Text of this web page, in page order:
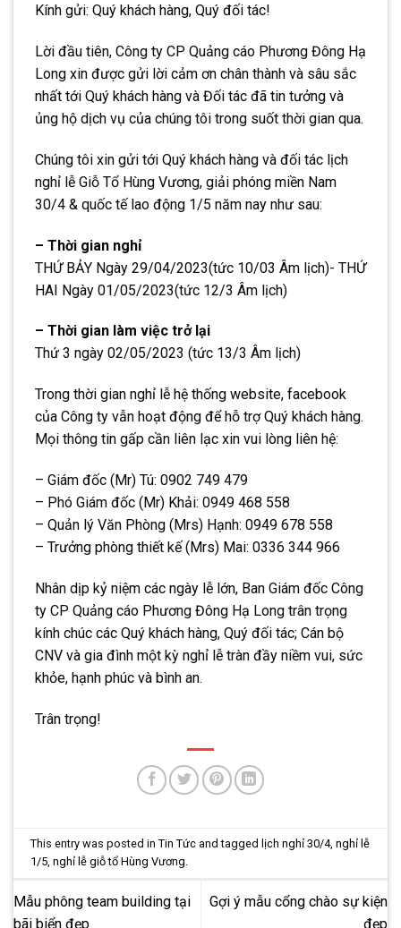
Kính gửi: Quý khách hàng, Quý đối tác!
Lời đầu tiên, Công ty CP Quảng cáo Phương Đông Hạ
Long xin được gửi lời cảm ơn chân thành và sâu sắc
nhất tới Quý khách hàng và Đối tác đã tin tưởng và
ủng hộ dịch vụ của chúng tôi trong suốt thời gian qua.
Chúng tôi xin gửi tới Quý khách hàng và đối tác lịch
nghỉ lễ Giỗ Tổ Hùng Vương, giải phóng miền Nam
30/4 & quốc tế lao động 1/5 năm nay như sau:
– Thời gian nghỉ
THỨ BẢY Ngày 29/04/2023(tức 10/03 Âm lịch)- THỨ
HAI Ngày 01/05/2023(tức 12/3 Âm lịch)
– Thời gian làm việc trở lại
Thứ 3 ngày 02/05/2023 (tức 13/3 Âm lịch)
Trong thời gian nghỉ lễ hệ thống website, facebook
của Công ty vẫn hoạt động để hỗ trợ Quý khách hàng.
Mọi thông tin gấp cần liên lạc xin vui lòng liên hệ:
– Giám đốc (Mr) Tú: 0902 749 479
– Phó Giám đốc (Mr) Khải: 0949 468 558
– Quản lý Văn Phòng (Mrs) Hạnh: 0949 678 558
– Trưởng phòng thiết kế (Mrs) Mai: 0336 344 966
Nhân dịp kỷ niệm các ngày lễ lớn, Ban Giám đốc Công
ty CP Quảng cáo Phương Đông Hạ Long trân trọng
kính chúc các Quý khách hàng, Quý đối tác; Cán bộ
CNV và gia đình một kỳ nghỉ lễ tràn đầy niềm vui, sức
khỏe, hạnh phúc và bình an.
Trân trọng!
This entry was posted inTin Tức and tagged lịch nghỉ 30/4,nghỉ lễ
1/5 ,nghỉ lễ giỗ tổ Hùng Vương
Mẫu phông team building tại
bãi biển đẹp
Gợi ý mẫu cổng chào sự kiện
đẹp